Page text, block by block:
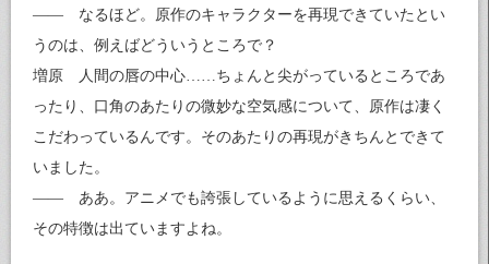
—— なるほど。原作のキャラクターを再現できていたとい
うのは、例えばどういうところで？
増原 人間の唇の中心……ちょんと尖がっているところであ
ったり、口角のあたりの微妙な空気感について、原作は凄く
こだわっているんです。そのあたりの再現がきちんとできて
いました。
—— ああ。アニメでも誇張しているように思えるくらい、
その特徴は出ていますよね。